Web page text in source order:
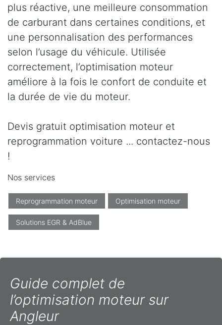
plus réactive, une meilleure consommation
de carburant dans certaines conditions, et
une personnalisation des performances
selon l’usage du véhicule. Utilisée
correctement, l’optimisation moteur
améliore à la fois le confort de conduite et
la durée de vie du moteur.
Devis gratuit optimisation moteur et
reprogrammation voiture ... contactez-nous
!
Nos services
Reprogrammation moteur Optimisation moteur
Solutions EGR & AdBlue
Guide complet de
l’optimisation moteur sur
Angleur